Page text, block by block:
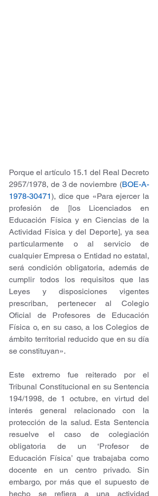
Porque el artículo 15.1 del Real Decreto
2957/1978, de 3 de noviembre (BOE-A-
1978-30471), dice que «Para ejercer la
profesión de [los Licenciados en
Educación Física y en Ciencias de la
Actividad Física y del Deporte], ya sea
particularmente o al servicio de
cualquier Empresa o Entidad no estatal,
será condición obligatoria, además de
cumplir todos los requisitos que las
Leyes y disposiciones vigentes
prescriban, pertenecer al Colegio
Oficial de Profesores de Educación
Física o, en su caso, a los Colegios de
ámbito territorial reducido que en su día
se constituyan».
Este extremo fue reiterado por el
Tribunal Constitucional en su Sentencia
194/1998, de 1 octubre, en virtud del
interés general relacionado con la
protección de la salud. Esta Sentencia
resuelve el caso de colegiación
obligatoria de un ‘Profesor de
Educación Física’ que trabajaba como
docente en un centro privado. Sin
embargo, por más que el supuesto de
hecho se refiera a una actividad